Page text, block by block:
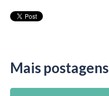
Mais postagens